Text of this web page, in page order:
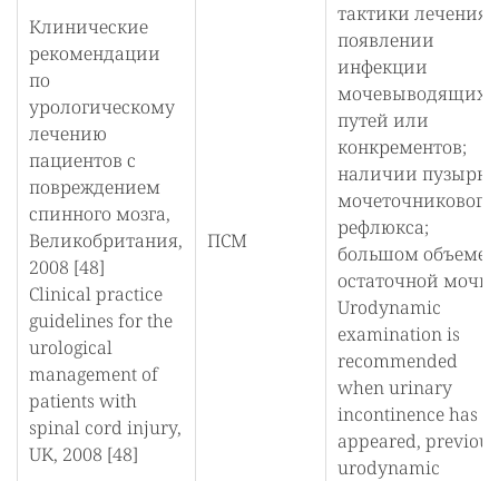
Клинические
рекомендации
по
урологическому
лечению
пациентов с
повреждением
спинного мозга,
Великобритания,
2008 [48]
Clinical practice
guidelines for the
urological
management of
patients with
spinal cord injury,
UK, 2008 [48]
ПСМ
тактики лечения;
появлении
инфекции
мочевыводящих
путей или
конкрементов;
наличии
мочеточникового
рефлюкса;
большом объеме
остаточной мочи.
Urodynamic
examination is
recommended
when urinary
incontinence has
appeared, previous
urodynamic